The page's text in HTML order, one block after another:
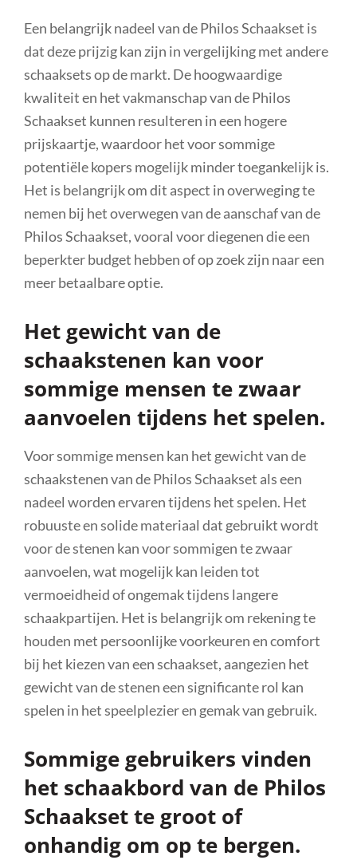
Een belangrijk nadeel van de Philos Schaakset is
dat deze prijzig kan zijn in vergelijking met andere
schaaksets op de markt. De hoogwaardige
kwaliteit en het vakmanschap van de Philos
Schaakset kunnen resulteren in een hogere
prijskaartje, waardoor het voor sommige
potentiële kopers mogelijk minder toegankelijk is.
Het is belangrijk om dit aspect in overweging te
nemen bij het overwegen van de aanschaf van de
Philos Schaakset, vooral voor diegenen die een
beperkter budget hebben of op zoek zijn naar een
meer betaalbare optie.
Het gewicht van de
schaakstenen kan voor
sommige mensen te zwaar
aanvoelen tijdens het spelen.
Voor sommige mensen kan het gewicht van de
schaakstenen van de Philos Schaakset als een
nadeel worden ervaren tijdens het spelen. Het
robuuste en solide materiaal dat gebruikt wordt
voor de stenen kan voor sommigen te zwaar
aanvoelen, wat mogelijk kan leiden tot
vermoeidheid of ongemak tijdens langere
schaakpartijen. Het is belangrijk om rekening te
houden met persoonlijke voorkeuren en comfort
bij het kiezen van een schaakset, aangezien het
gewicht van de stenen een significante rol kan
spelen in het speelplezier en gemak van gebruik.
Sommige gebruikers vinden
het schaakbord van de Philos
Schaakset te groot of
onhandig om op te bergen.